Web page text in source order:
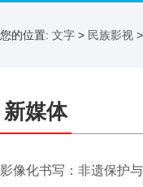
您的位置: 文字 > 民族影视 >
新媒体
影像化书写：非遗保护